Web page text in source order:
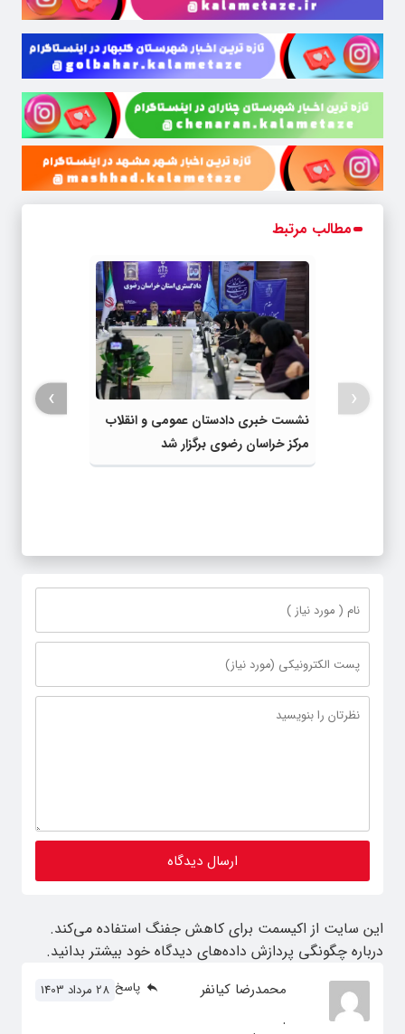
مطالب مرتبط
نشست خبری دادستان عمومی و انقلاب
مرکز خراسان رضوی برگزار شد
‹
›
این سایت از اکیسمت برای کاهش جفنگ استفاده می‌کند.
درباره چگونگی پردازش داده‌های دیدگاه خود بیشتر بدانید.
محمدرضا کیانفر 28 مرداد 1403 پاسخ
.